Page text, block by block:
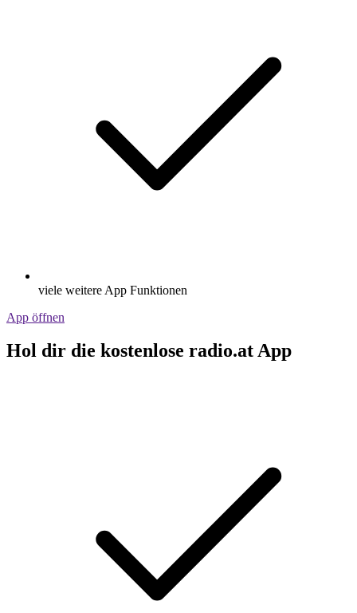
viele weitere App Funktionen
App öffnen
Hol dir die kostenlose radio.at App